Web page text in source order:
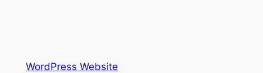
WordPress Website